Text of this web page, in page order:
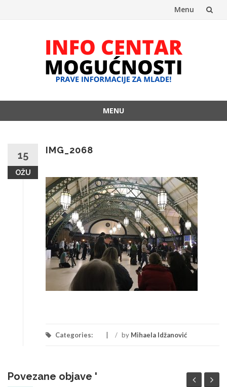
Menu
MENU
15
OŽU
IMG_2068
Categories: / by Mihaela Idžanović
Povezane objave '